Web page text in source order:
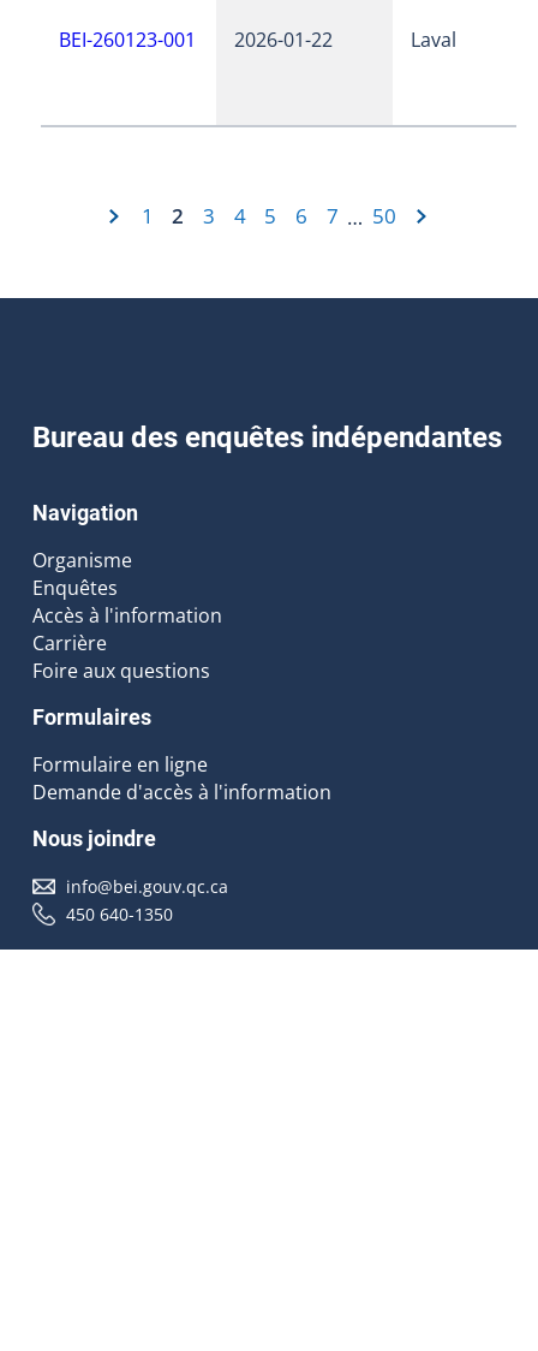
BEI-260123-001 2026-01-22 Laval
1 2 3 4 5 6 7 … 50
Bureau des enquêtes indépendantes
Navigation
Organisme
Enquêtes
Accès à l'information
Carrière
Foire aux questions
Formulaires
Formulaire en ligne
Demande d'accès à l'information
Nous joindre
info@bei.gouv.qc.ca
450 640-1350